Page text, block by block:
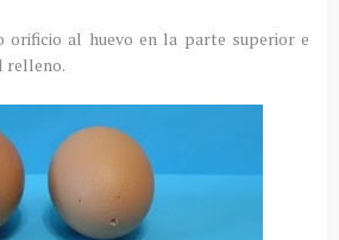
orificio al huevo en la parte superior e
relleno.